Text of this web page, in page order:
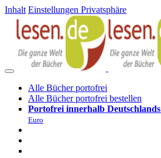
Inhalt Einstellungen Privatsphäre
Alle Bücher portofrei
Alle Bücher portofrei bestellen
Portofrei innerhalb Deutschlands
Euro